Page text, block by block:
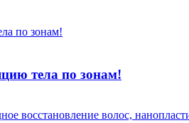
тела по зонам!